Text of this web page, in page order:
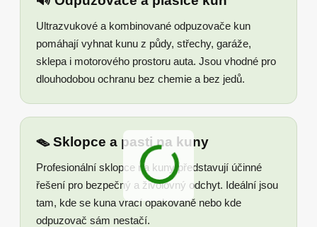
Ultrazvukové a kombinované odpuzovače kun
pomáhají vyhnat kunu z půdy, střechy, garáže,
sklepa i motorového prostoru auta. Jsou vhodné pro
dlouhodobou ochranu bez chemie a bez jedů.
🪤 Sklopce a pasti na kuny
Profesionální sklopce na kuny představují účinné
řešení pro bezpečný a živolovný odchyt. Ideální jsou
tam, kde se kuna vrací opakovaně nebo kde
odpuzovač sám nestačí.